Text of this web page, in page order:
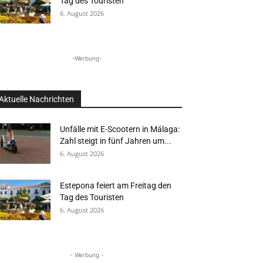
6. August 2026
-Werbung-
Nachrichten
Unfälle mit E-Scootern in Málaga:
Zahl steigt in fünf Jahren um...
6. August 2026
Estepona feiert am Freitag den
Tag des Touristen
6. August 2026
- Werbung -